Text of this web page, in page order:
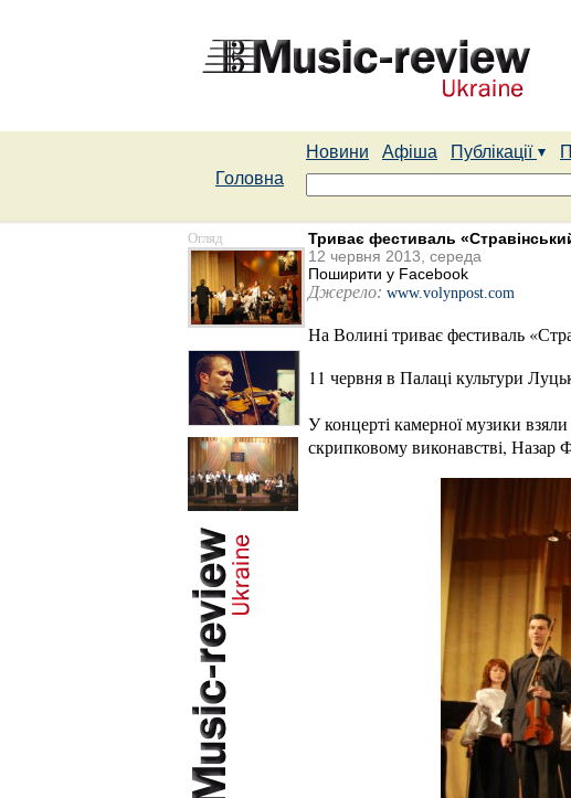
Новини Афіша Публікації
Головна
Огляд
Триває фестиваль
12 червня 2013, середа
Поширити у Facebook
Джерело: www.volynpost.com
На Волині триває фестиваль
11 червня в Палаці культури
У концерті камерної музики
скрипковому виконавстві, Назар